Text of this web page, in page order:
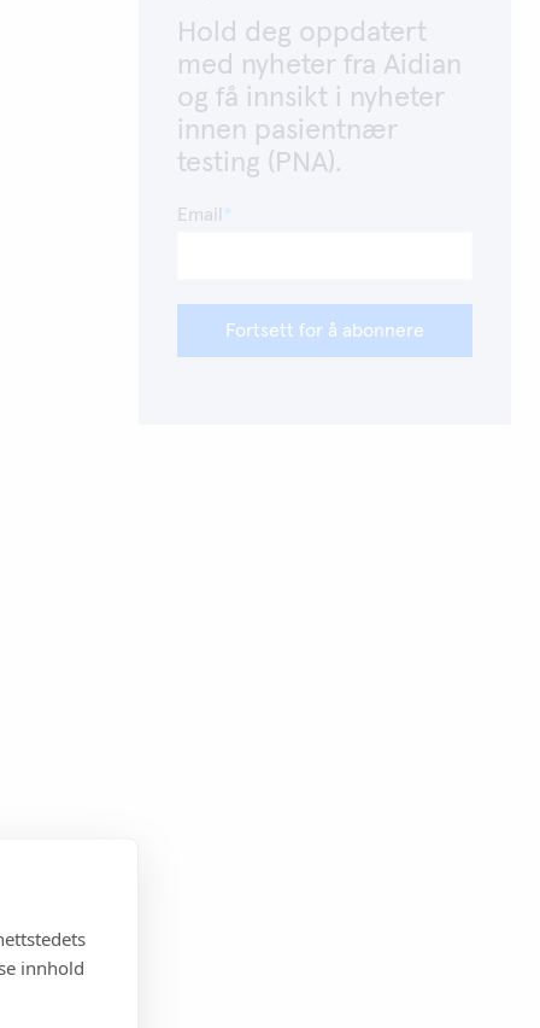
innhold
Hold deg oppdatert
med nyheter fra Aidian
og få innsikt i nyheter
innen pasientnær
testing (PNA).
Email
Fortsett for å abonnere